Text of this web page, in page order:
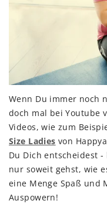
Wenn Du immer noch
doch mal bei Youtube
Videos, wie zum
Size Ladies von
Du Dich entscheidest
nur soweit gehst, wie
eine Menge Spaß und
Auspowern!